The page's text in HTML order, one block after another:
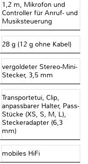
1,2 m, Mikrofon und
Controller für Anruf- und
Musiksteuerung
28 g (12 g ohne Kabel)
vergoldeter Stereo-Mini-
Stecker, 3,5 mm
Transportetui, Clip,
anpassbarer Halter, Pass-
Stücke (XS, S, M, L),
Steckeradapter (6,3
mm)
mobiles HiFi